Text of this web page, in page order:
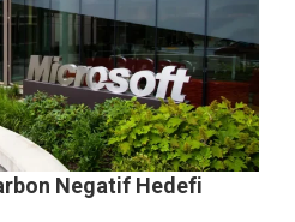
Negatif Hedefi